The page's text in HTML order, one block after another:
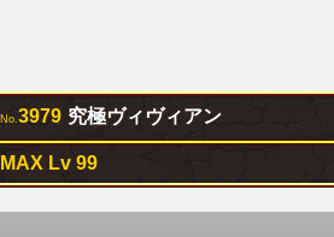
No.3979 究極ヴィヴィアン
MAX Lv 99